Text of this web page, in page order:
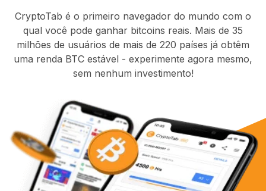
CryptoTab é o primeiro navegador do mundo com o
qual você pode ganhar bitcoins reais. Mais de 35
milhões de usuários de mais de 220 países já obtêm
uma renda BTC estável - experimente agora mesmo,
sem nenhum investimento!